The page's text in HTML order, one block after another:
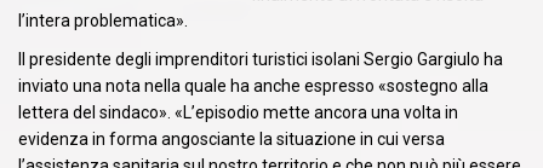
l’intera problematica».
Il presidente degli imprenditori turistici isolani Sergio Gargiulo ha
inviato una nota nella quale ha anche espresso «sostegno alla
lettera del sindaco». «L’episodio mette ancora una volta in
evidenza in forma angosciante la situazione in cui versa